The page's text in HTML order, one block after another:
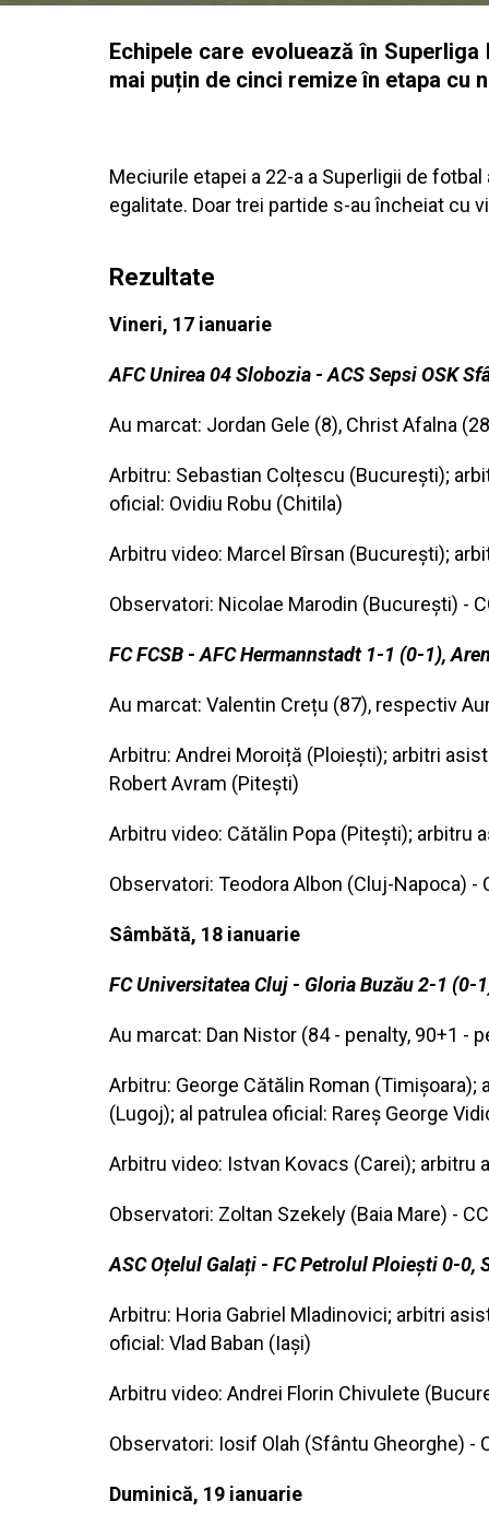
Echipele care evoluează în
mai puțin de cinci remize în etapa cu
Meciurile etapei a 22-a a Superligii de
egalitate. Doar trei partide s-au încheiat
Rezultate
Vineri, 17 ianuarie
AFC Unirea 04 Slobozia - ACS Sepsi OSK
Au marcat: Jordan Gele (8), Christ Afalna
Arbitru: Sebastian Colțescu (București);
oficial: Ovidiu Robu (Chitila)
Arbitru video: Marcel Bîrsan (București);
Observatori: Nicolae Marodin (București) -
FC FCSB - AFC Hermannstadt 1-1 (0-1),
Au marcat: Valentin Crețu (87), respectiv
Arbitru: Andrei Moroiță (Ploiești); arbitri
Robert Avram (Pitești)
Arbitru video: Cătălin Popa (Pitești); arbitru
Observatori: Teodora Albon (Cluj-Napoca) -
Sâmbătă, 18 ianuarie
FC Universitatea Cluj - Gloria Buzău 2-1 (0-
Au marcat: Dan Nistor (84 - penalty, 90+1 -
Arbitru: George Cătălin Roman
(Lugoj); al patrulea oficial: Rareș George
Arbitru video: Istvan Kovacs (Carei);
Observatori: Zoltan Szekely (Baia Mare) -
ASC Oțelul Galați - FC Petrolul Ploiești 0-0,
Arbitru: Horia Gabriel Mladinovici; arbitri
oficial: Vlad Baban (Iași)
Arbitru video: Andrei Florin Chivulete
Observatori: Iosif Olah (Sfântu Gheorghe) -
Duminică, 19 ianuarie